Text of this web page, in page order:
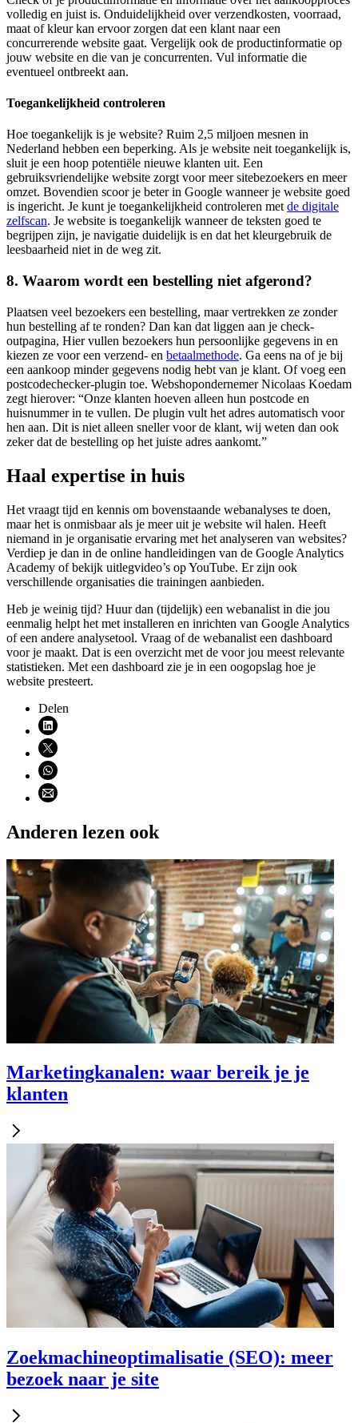
volledig en juist is. Onduidelijkheid over verzendkosten, voorraad,
maat of kleur kan ervoor zorgen dat een klant naar een
concurrerende website gaat. Vergelijk ook de productinformatie op
jouw website en die van je concurrenten. Vul informatie die
eventueel ontbreekt aan.
Toegankelijkheid controleren
Hoe toegankelijk is je website? Ruim 2,5 miljoen mesnen in
Nederland hebben een beperking. Als je website neit toegankelijk is,
sluit je een hoop potentiële nieuwe klanten uit. Een
gebruiksvriendelijke website zorgt voor meer sitebezoekers en meer
omzet. Bovendien scoor je beter in Google wanneer je website goed
is ingericht. Je kunt je toegankelijkheid controleren metde digitale
zelfscan. Je website is toegankelijk wanneer de teksten goed te
begrijpen zijn, je navigatie duidelijk is en dat het kleurgebruik de
leesbaarheid niet in de weg zit.
8. Waarom wordt een bestelling niet afgerond?
Plaatsen veel bezoekers een bestelling, maar vertrekken ze zonder
hun bestelling af te ronden? Dan kan dat liggen aan je check-
outpagina, Hier vullen bezoekers hun persoonlijke gegevens in en
kiezen ze voor een verzend- en betaalmethode. Ga eens na of je bij
een aankoop minder gegevens nodig hebt van je klant. Of voeg een
postcodechecker-plugin toe. Webshopondernemer Nicolaas Koedam
zegt hierover: “Onze klanten hoeven alleen hun postcode en
huisnummer in te vullen. De plugin vult het adres automatisch voor
hen aan. Dit is niet alleen sneller voor de klant, wij weten dan ook
zeker dat de bestelling op het juiste adres aankomt.”
Haal expertise in huis
Het vraagt tijd en kennis om bovenstaande webanalyses te doen,
maar het is onmisbaar als je meer uit je website wil halen. Heeft
niemand in je organisatie ervaring met het analyseren van websites?
Verdiep je dan in de online handleidingen van de Google Analytics
Academy of bekijk uitlegvideo’s op YouTube. Er zijn ook
verschillende organisaties die trainingen aanbieden.
Heb je weinig tijd? Huur dan (tijdelijk) een webanalist in die jou
eenmalig helpt het met installeren en inrichten van Google Analytics
of een andere analysetool. Vraag of de webanalist een dashboard
voor je maakt. Dat is een overzicht met de voor jou meest relevante
statistieken. Met een dashboard zie je in een oogopslag hoe je
website presteert.
Delen
Deel via LinkedIn (opent nieuw venster)
Deel via X (opent nieuw venster)
Deel via WhatsApp (opent WhatsApp)
Deel via email (opent email programma)
Anderen lezen ook
Marketingkanalen: waar bereik je je
klanten
Zoekmachineoptimalisatie (SEO): meer
bezoek naar je site